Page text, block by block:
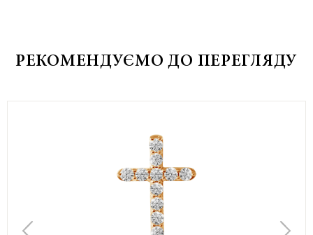
РЕКОМЕНДУЄМО ДО ПЕРЕГЛЯДУ